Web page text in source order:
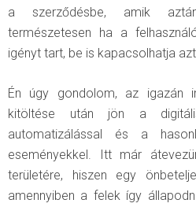
a szerződésbe, amik
természetesen ha a
igényt tart, be is kapacsolhatja
Én úgy gondolom, az igazán
kitöltése után jön a
automatizálással és a
eseményekkel. Itt már
területére, hiszen egy
amennyiben a felek így